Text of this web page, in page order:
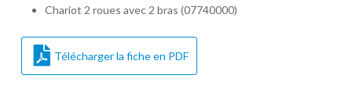
Chariot 2 roues avec 2 bras (07740000)
Télécharger la fiche en PDF